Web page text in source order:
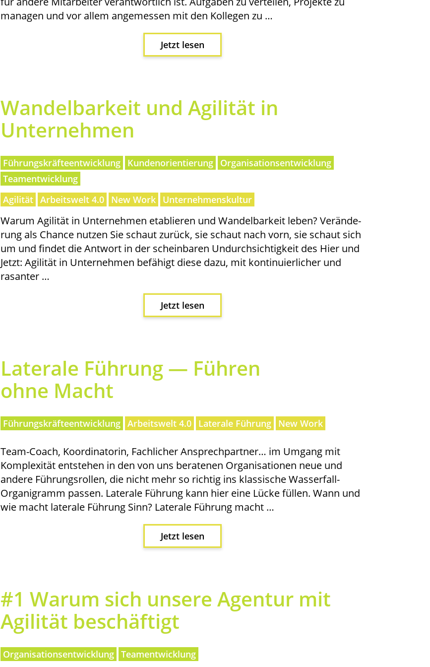
mana­gen und vor allem ange­mes­sen mit den Kol­le­gen zu …
Jetzt lesen
Wan­del­bar­keit und Agi­li­tät in
Unternehmen
Führungskräfteentwicklung Kundenorientierung
Organisationsentwicklung
Teamentwicklung
Agilität Arbeitswelt 4.0 New Work Unternehmenskultur
War­um Agi­li­tät in Unter­neh­men eta­blie­ren und Wan­del­bar­keit leben? Ver­än­de­
rung als Chan­ce nut­zen Sie schaut zurück, sie schaut nach vorn, sie schaut sich
um und fin­det die Ant­wort in der schein­ba­ren Undurch­sich­tig­keit des Hier und
Jetzt: Agi­li­tät in Unter­neh­men befä­higt die­se dazu, mit kon­ti­nu­ier­li­cher und
rasanter …
Jetzt lesen
Late­ra­le Füh­rung — Füh­ren
ohne Macht
Führungskräfteentwicklung Arbeitswelt 4.0 Laterale Führung New Work
Team-Coach, Koor­di­na­to­rin, Fach­li­cher Ansprech­part­ner… im Umgang mit
Kom­ple­xi­tät ent­ste­hen in den von uns bera­te­nen Orga­ni­sa­tio­nen neue und
ande­re Füh­rungs­rol­len, die nicht mehr so rich­tig ins klas­si­sche Was­ser­fall-
Orga­ni­gramm pas­sen. Late­ra­le Füh­rung kann hier eine Lücke fül­len. Wann und
wie macht late­ra­le Füh­rung Sinn? Late­ra­le Füh­rung macht …
Jetzt lesen
#1 War­um sich unse­re Agen­tur mit
Agi­li­tät beschäftigt
Organisationsentwicklung Teamentwicklung